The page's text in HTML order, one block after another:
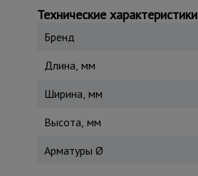
Технические характеристики
Бренд
Длина, мм
Ширина, мм
Высота, мм
Арматуры Ø